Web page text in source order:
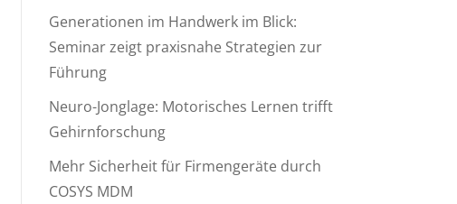
Generationen im Handwerk im Blick:
Seminar zeigt praxisnahe Strategien zur
Führung
Neuro-Jonglage: Motorisches Lernen trifft
Gehirnforschung
Mehr Sicherheit für Firmengeräte durch
COSYS MDM